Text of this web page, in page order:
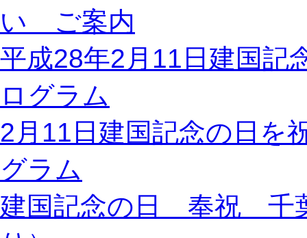
い ご案内
平成28年2月11日建国記
ログラム
2月11日建国記念の日
グラム
建国記念の日 奉祝 千